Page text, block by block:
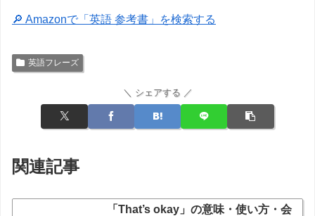
🔎 Amazonで「英語 参考書」を検索する
英語フレーズ
＼ シェアする ／
関連記事
「That’s okay」の意味・使い方・会